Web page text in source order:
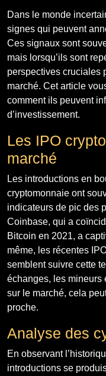
Dans le monde
signes qui peuvent
Ces signaux sont
mais lorsqu’ils sont
perspectives cruciales
marché. Cet article
comment ils peuvent
d’investissement.
Les IPO
marché
Les introductions en
cryptomonnaie ont
indicateurs de pic des
Coinbase, qui a
Bitcoin en 2021, a
même, les récentes
semblent suivre cette
échanges, les mineurs
sur le marché, cela
proche.
Analyse des
En observant
introductions se